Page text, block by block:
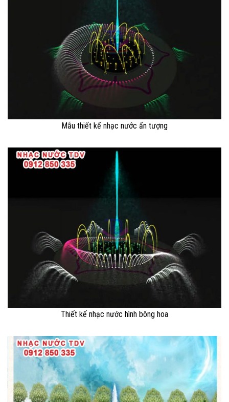
Mẫu thiết kế nhạc nước ấn tượng
Thiết kế nhạc nước hình bông hoa